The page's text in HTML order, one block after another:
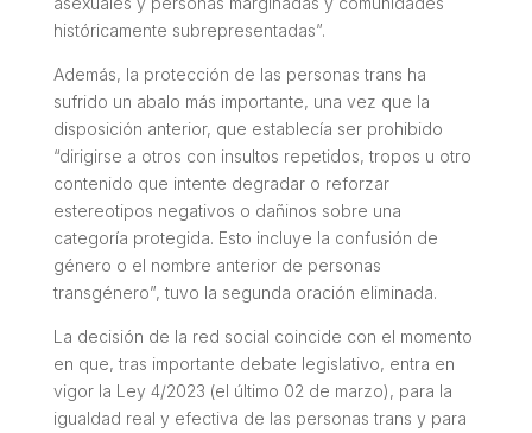
históricamente subrepresentadas”.
Además, la protección de las personas trans ha
sufrido un abalo más importante, una vez que la
disposición anterior, que establecía ser prohibido
“dirigirse a otros con insultos repetidos, tropos u otro
contenido que intente degradar o reforzar
estereotipos negativos o dañinos sobre una
categoría protegida. Esto incluye la confusión de
género o el nombre anterior de personas
transgénero”, tuvo la segunda oración eliminada.
La decisión de la red social coincide con el momento
en que, tras importante debate legislativo, entra en
vigor la Ley 4/2023 (el último 02 de marzo), para la
igualdad real y efectiva de las personas trans y para